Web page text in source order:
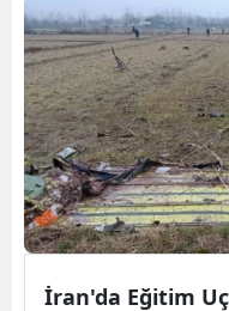
İran'da Eğitim